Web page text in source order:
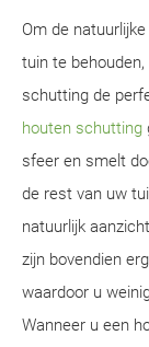
Om de
tuin te
schutting de
houten schutting
sfeer en smelt
de rest van uw
natuurlijk
zijn bovendien
waardoor u
Wanneer u een